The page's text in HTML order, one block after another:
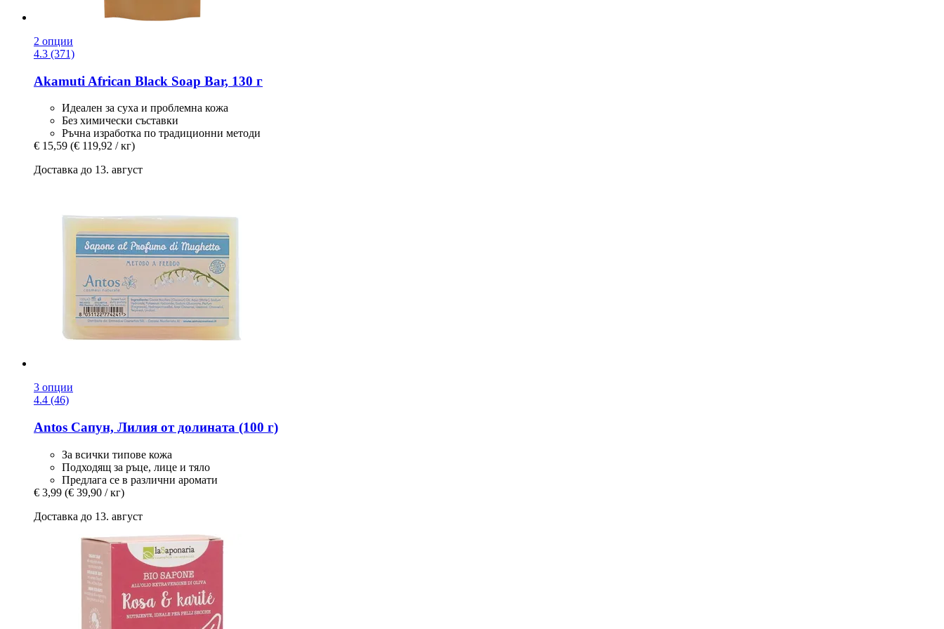
2 опции
4.3 (371)
Akamuti African Black Soap Bar, 130 г
Идеален за суха и проблемна кожа
Без химически съставки
Ръчна изработка по традиционни методи
€ 15,59 (€ 119,92 / кг)
Доставка до 13. август
3 опции
4.4 (46)
Antos Сапун, Лилия от долината (100 г)
За всички типове кожа
Подходящ за ръце, лице и тяло
Предлага се в различни аромати
€ 3,99 (€ 39,90 / кг)
Доставка до 13. август